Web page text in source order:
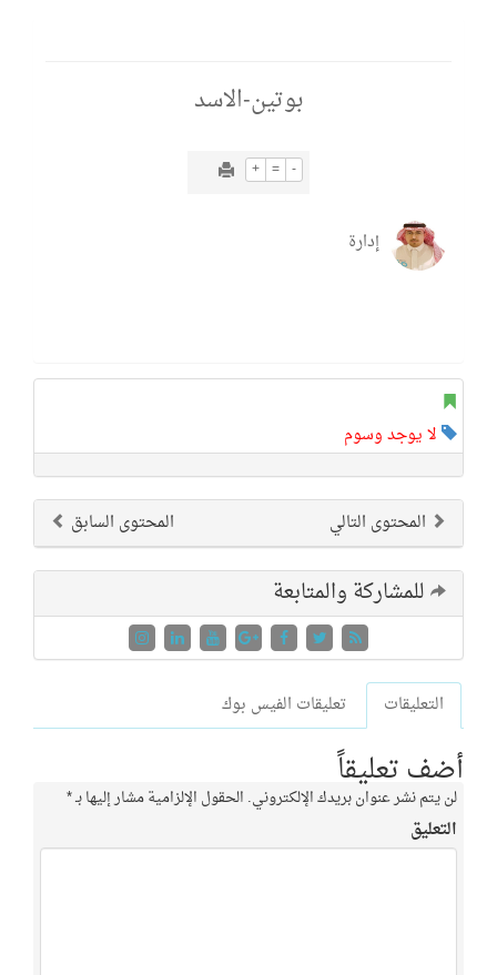
بوتين-الاسد
+ = -
إدارة
لا يوجد وسوم
المحتوى السابق المحتوى التالي
للمشاركة والمتابعة
التعليقات تعليقات الفيس بوك
أضف تعليقاً
لن يتم نشر عنوان بريدك الإلكتروني. الحقول الإلزامية مشار إليها بـ*
التعليق